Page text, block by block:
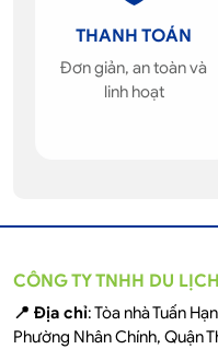
THANH TOÁN
Đơn giản, an toàn và
linh hoạt
CÔNG TY TNHH DU
📍 Địa chỉ: Tòa nhà Tuấn
Phường Nhân Chính, Quận